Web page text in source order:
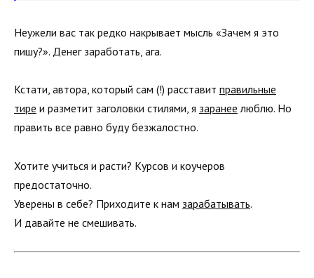
Неужели вас так редко накрывает мысль «Зачем я это
пишу?». Денег заработать, ага.
Кстати, автора, который сам (!) расставит правильные
тире и разметит заголовки стилями, я заранее люблю. Но
править все равно буду безжалостно.
Хотите учиться и расти? Курсов и коучеров
предостаточно.
Уверены в себе? Приходите к нам зарабатывать.
И давайте не смешивать.